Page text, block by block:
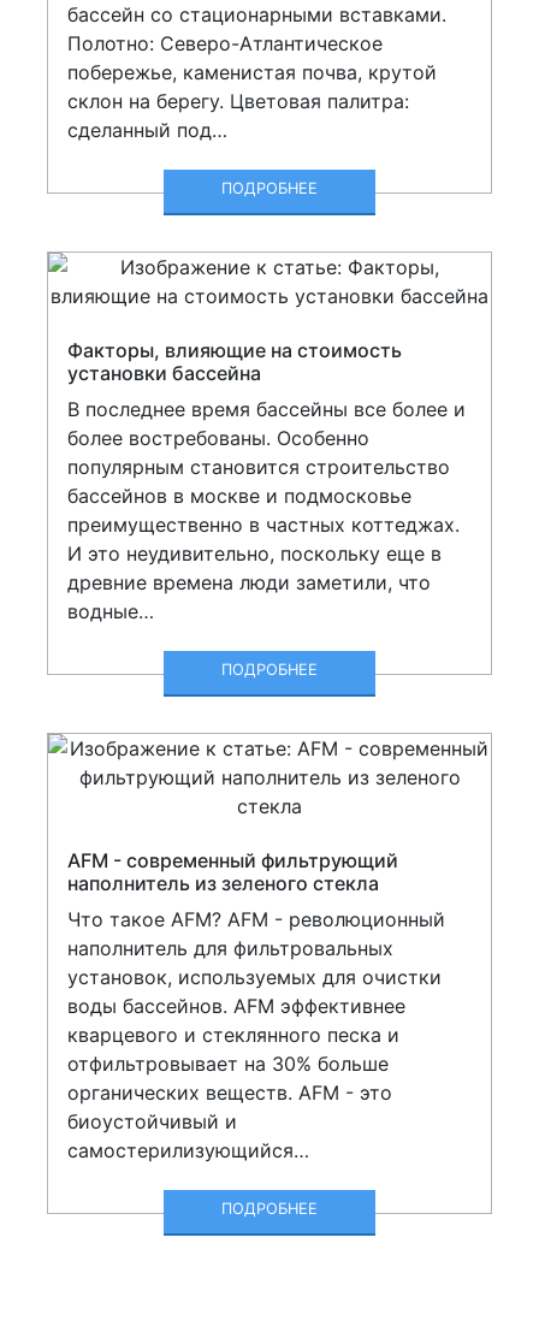
бассейн со стационарными вставками.
Полотно: Северо-Атлантическое
побережье, каменистая почва, крутой
склон на берегу. Цветовая палитра:
сделанный под…
ПОДРОБНЕЕ
Факторы, влияющие на стоимость
установки бассейна
В последнее время бассейны все более и
более востребованы. Особенно
популярным становится строительство
бассейнов в москве и подмосковье
преимущественно в частных коттеджах.
И это неудивительно, поскольку еще в
древние времена люди заметили, что
водные…
ПОДРОБНЕЕ
AFM - современный фильтрующий
наполнитель из зеленого стекла
Что такое AFM? AFM - революционный
наполнитель для фильтровальных
установок, используемых для очистки
воды бассейнов. AFM эффективнее
кварцевого и стеклянного песка и
отфильтровывает на 30% больше
органических веществ. AFM - это
биоустойчивый и
самостерилизующийся…
ПОДРОБНЕЕ